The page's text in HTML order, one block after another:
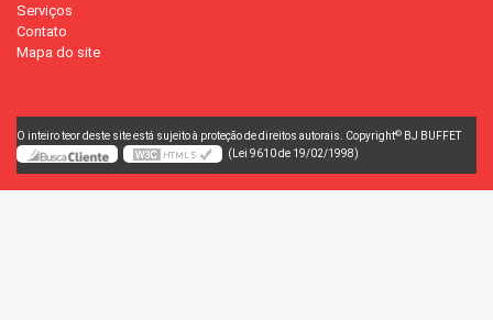
Serviços
Contato
Mapa do site
O inteiro teor deste site está sujeito à proteção de direitos autorais. Copyright© BJ BUFFET
(Lei 9610 de 19/02/1998)